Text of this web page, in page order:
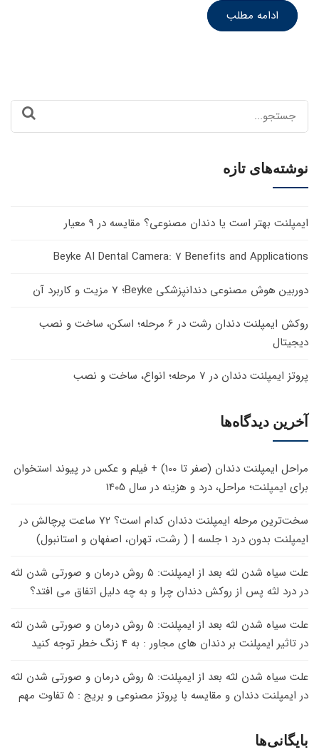
ادامه مطلب
for:
نوشته‌های تازه
ایمپلنت بهتر است یا دندان مصنوعی؟ مقایسه در 9 معیار
Beyke AI Dental Camera: 7 Benefits and Applications
دوربین هوش مصنوعی دندانپزشکی Beyke؛ 7 مزیت و کاربرد آن
روکش ایمپلنت دندان رشت در 6 مرحله؛ اسکن، ساخت و نصب
دیجیتال
پروتز ایمپلنت دندان در 7 مرحله؛ انواع، ساخت و نصب
آخرین دیدگاه‌ها
مراحل ایمپلنت دندان (صفر تا 100) + فیلم و عکس در پیوند استخوان
برای ایمپلنت؛ مراحل، درد و هزینه در سال 1405
سخت‌ترین مرحله ایمپلنت دندان کدام است؟ 72 ساعت پرچالش
در
ایمپلنت بدون درد 1 جلسه | ( رشت، تهران، اصفهان و استانبول)
علت سیاه شدن لثه بعد از ایمپلنت: 5 روش درمان و صورتی شدن لثه
در درد لثه پس از روکش دندان چرا و به چه دلیل اتفاق می افتد؟
علت سیاه شدن لثه بعد از ایمپلنت: 5 روش درمان و صورتی شدن لثه
در تاثیر ایمپلنت بر دندان های مجاور : به 4 زنگ خطر توجه کنید
علت سیاه شدن لثه بعد از ایمپلنت: 5 روش درمان و صورتی شدن لثه
در ایمپلنت دندان و مقایسه با پروتز مصنوعی و بریج : 5 تفاوت مهم
بایگانی‌ها